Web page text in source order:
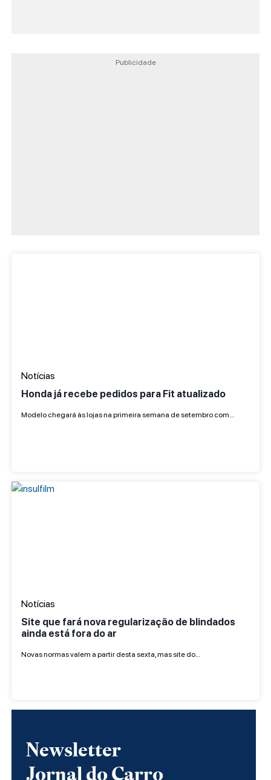
Publicidade
Notícias
Honda já recebe pedidos para Fit atualizado
Modelo chegará às lojas na primeira semana de setembro com…
Notícias
Site que fará nova regularização de blindados
ainda está fora do ar
Novas normas valem a partir desta sexta, mas site do…
Newsletter
Jornal do Carro